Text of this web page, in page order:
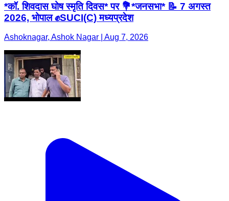
*कॉ. शिवदास घोष स्मृति दिवस* पर 💐*जनसभा* 📝 7 अगस्त
2026, भोपाल ✊SUCI(C) मध्यप्रदेश
Ashoknagar, Ashok Nagar | Aug 7, 2026